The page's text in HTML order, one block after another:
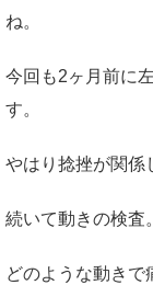
ね。
今回も2ヶ月前に
す。
やはり捻挫が関係
続いて動きの検査。
どのような動きで